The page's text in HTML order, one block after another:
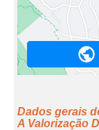
Dados gerais
A Valorização